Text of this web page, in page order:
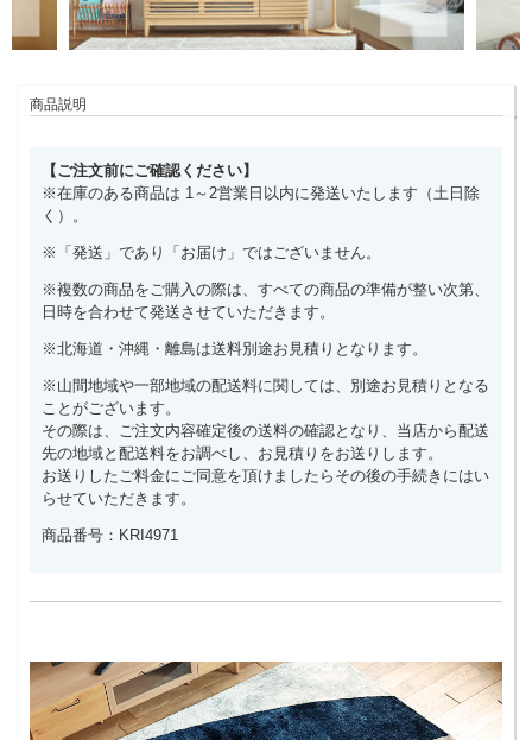
商品説明
【ご注文前にご確認ください】
※在庫のある商品は 1～2営業日以内に発送いたします（土日除
く）。
※「発送」であり「お届け」ではございません。
※複数の商品をご購入の際は、すべての商品の準備が整い次第、
日時を合わせて発送させていただきます。
※北海道・沖縄・離島は送料別途お見積りとなります。
※山間地域や一部地域の配送料に関しては、別途お見積りとなる
ことがございます。
その際は、ご注文内容確定後の送料の確認となり、当店から配送
先の地域と配送料をお調べし、お見積りをお送りします。
お送りしたご料金にご同意を頂けましたらその後の手続きにはい
らせていただきます。
商品番号：KRI4971